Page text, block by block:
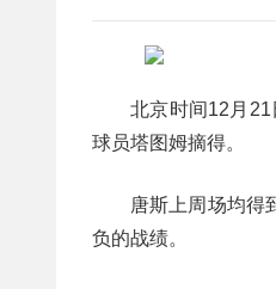
北京时间12月
球员塔图姆摘得。
唐斯上周场均得
负的战绩。